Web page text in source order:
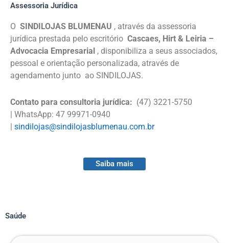
Assessoria Jurídica
O SINDILOJAS BLUMENAU , através da assessoria
jurídica prestada pelo escritório Cascaes, Hirt & Leiria –
Advocacia Empresarial , disponibiliza a seus associados,
pessoal e orientação personalizada, através de
agendamento junto ao SINDILOJAS.
Contato para consultoria jurídica: (47) 3221-5750
| WhatsApp: 47 99971-0940
| sindilojas@sindilojasblumenau.com.br
Saiba mais
Saúde